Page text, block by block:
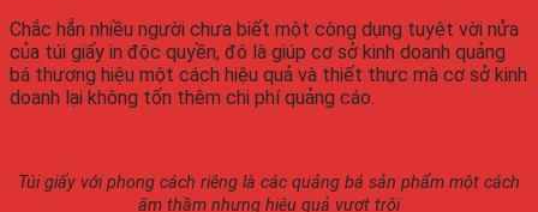
Chắc hẳn nhiều người chưa biết một công dụng tuyệt vời nửa
của túi giấy in độc quyền, đó là giúp cơ sở kinh doanh quảng
bá thương hiệu một cách hiệu quả và thiết thực mà cơ sở kinh
doanh lại không tốn thêm chi phí quảng cáo.
Túi giấy với phong cách riêng là các quảng bá sản phẩm một cách
âm thầm nhưng hiệu quả vượt trội